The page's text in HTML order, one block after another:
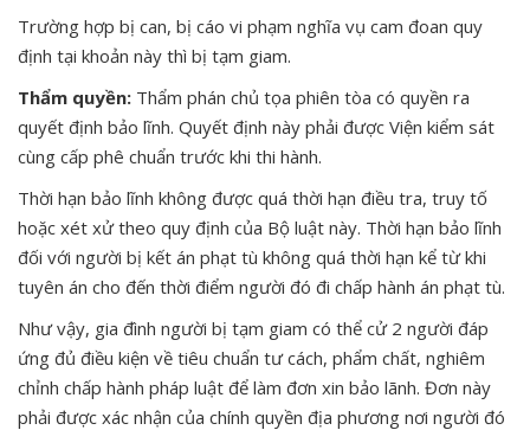
Trường hợp bị can, bị cáo vi phạm nghĩa vụ cam đoan quy
định tại khoản này thì bị tạm giam.
Thẩm quyền: Thẩm phán chủ tọa phiên tòa có quyền ra
quyết định bảo lĩnh. Quyết định này phải được Viện kiểm sát
cùng cấp phê chuẩn trước khi thi hành.
Thời hạn bảo lĩnh không được quá thời hạn điều tra, truy tố
hoặc xét xử theo quy định của Bộ luật này. Thời hạn bảo lĩnh
đối với người bị kết án phạt tù không quá thời hạn kể từ khi
tuyên án cho đến thời điểm người đó đi chấp hành án phạt tù.
Như vậy, gia đình người bị tạm giam có thể cử 2 người đáp
ứng đủ điều kiện về tiêu chuẩn tư cách, phẩm chất, nghiêm
chỉnh chấp hành pháp luật để làm đơn xin bảo lãnh. Đơn này
phải được xác nhận của chính quyền địa phương nơi người đó